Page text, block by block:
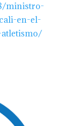
ministro-
en-el-
atletismo/